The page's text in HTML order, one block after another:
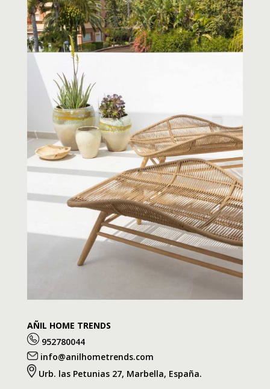
AÑIL HOME TRENDS
952780044
info@anilhometrends.com
Urb. las Petunias 27, Marbella, España.